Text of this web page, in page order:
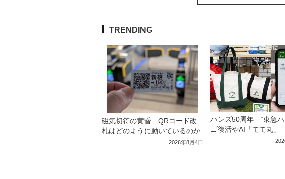
TRENDING
磁気切符の黄昏 QRコード改
札はどのように動いているのか
2026年8月4日
ハンズ50周年 “東急ハ
ゴ復活やAI「てて丸」